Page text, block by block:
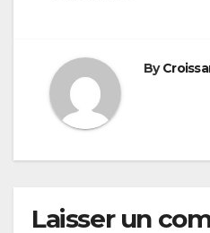
By
Laisser un